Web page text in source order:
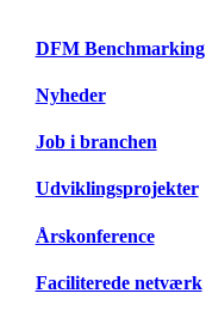
DFM Benchmarking
Nyheder
Job i branchen
Udviklingsprojekter
Årskonference
Faciliterede netværk